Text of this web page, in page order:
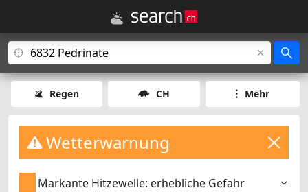
Regen CH Mehr
Wetterwarnung
Markante Hitzewelle: erhebliche Gefahr